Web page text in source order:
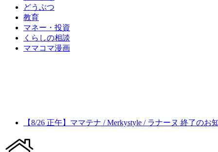
どうぶつ
教育
マネー・投資
くらしの相談
ママコマ漫画
【8/26 正午】ママテナ / Merkystyle / ラナーヌ 終了のお